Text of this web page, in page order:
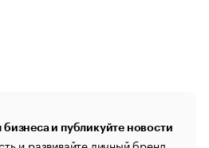
и публикуйте новости